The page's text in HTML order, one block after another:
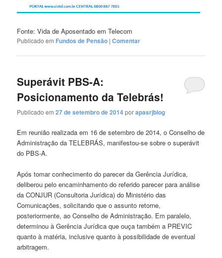
Fonte: Vida de Aposentado em Telecom
Publicado em Fundos de Pensão |Comentar
Superávit PBS-A:
Posicionamento da Telebrás!
Publicado em27 de setembro de 2014porapasrjblog
Em reunião realizada em 16 de setembro de 2014, o Conselho de
Administração da TELEBRÁS, manifestou-se sobre o superávit
do PBS-A.
Após tomar conhecimento do parecer da Gerência Jurídica,
deliberou pelo encaminhamento do referido parecer para análise
da CONJUR (Consultoria Jurídica) do Ministério das
Comunicações, solicitando que o assunto retorne,
posteriormente, ao Conselho de Administração. Em paralelo,
determinou à Gerência Jurídica que ouça também a PREVIC
quanto à matéria, inclusive quanto à possibilidade de eventual
arbitragem.